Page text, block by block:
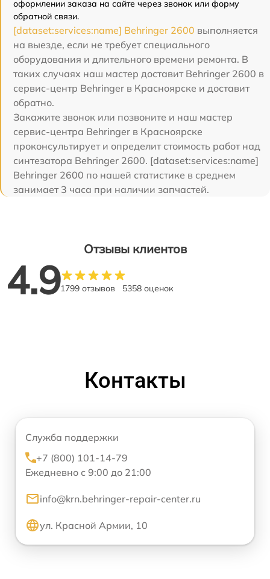
оформлении заказа на сайте через звонок или форму
обратной связи.
[dataset:services:name] Behringer 2600 выполняется
на выезде, если не требует специального
оборудования и длительного времени ремонта. В
таких случаях наш мастер доставит Behringer 2600 в
сервис-центр Behringer в Красноярске и доставит
обратно.
Закажите звонок или позвоните и наш мастер
сервис-центра Behringer в Красноярске
проконсультирует и определит стоимость работ над
синтезатора Behringer 2600. [dataset:services:name]
Behringer 2600 по нашей статистике в среднем
занимает 3 часа при наличии запчастей.
Отзывы клиентов
4.91799 отзывов 5358 оценок
Контакты
Служба поддержки
+7 (800) 101-14-79
Ежедневно с 9:00 до 21:00
info@krn.behringer-repair-center.ru
ул. Красной Армии, 10